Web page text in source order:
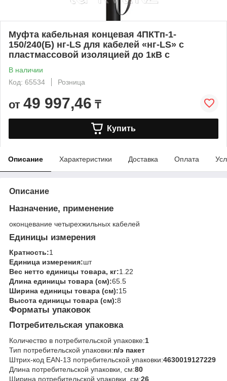
Муфта кабельная концевая 4ПКТп-1-
150/240(Б) нг-LS для кабелей «нг-LS» с
пластмассовой изоляцией до 1кВ с
В наличии
Код: 65534
Розница
от 49 997,46 ₸
Купить
Описание Характеристики Доставка Оплата
Описание
Назначение, применение
оконцевание четырехжильных кабелей
Единицы измерения
Кратность:1
Единица измерения:шт
Вес нетто единицы товара, кг:1.22
Длина единицы товара (см):65.5
Ширина единицы товара (см):15
Высота единицы товара (см):8
Форматы упаковок
Потребительская упаковка
Количество в потребительской упаковке:1
Тип потребительской упаковки:п/э пакет
Штрих-код EAN-13 потребительской упаковки:4630019127229
Длина потребительской упаковки, см:80
Ширина потребительской упаковки, см:26